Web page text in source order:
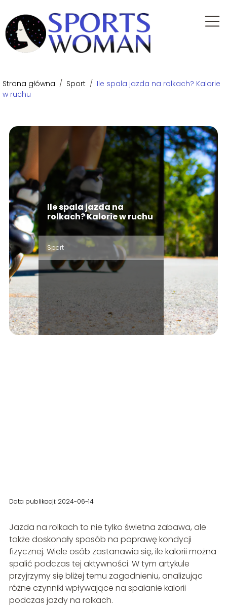
Strona główna / Sport / Ile spala jazda na rolkach? Kalorie
w ruchu
Ile spala jazda na
rolkach? Kalorie w ruchu
Sport
Data publikacji: 2024-06-14
Jazda na rolkach to nie tylko świetna zabawa, ale
także doskonały sposób na poprawę kondycji
fizycznej. Wiele osób zastanawia się, ile kalorii można
spalić podczas tej aktywności. W tym artykule
przyjrzymy się bliżej temu zagadnieniu, analizując
różne czynniki wpływające na spalanie kalorii
podczas jazdy na rolkach.